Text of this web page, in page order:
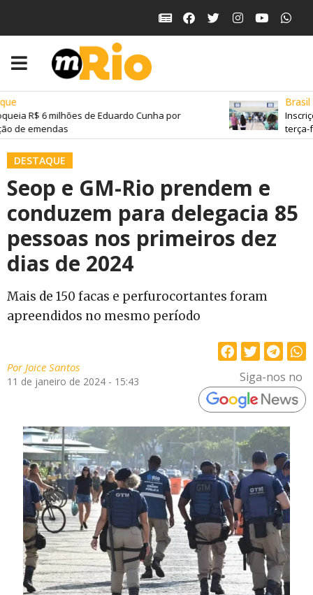
R$ 6 milhões de Eduardo Cunha por
de emendas
Brasil
terça-
DESTAQUE
Seop e GM-Rio prendem e
conduzem para delegacia 85
pessoas nos primeiros dez
dias de 2024
Mais de 150 facas e perfurocortantes foram
apreendidos no mesmo período
PorJoice Santos
11 de janeiro de 2024 - 15:43 Siga-nos no